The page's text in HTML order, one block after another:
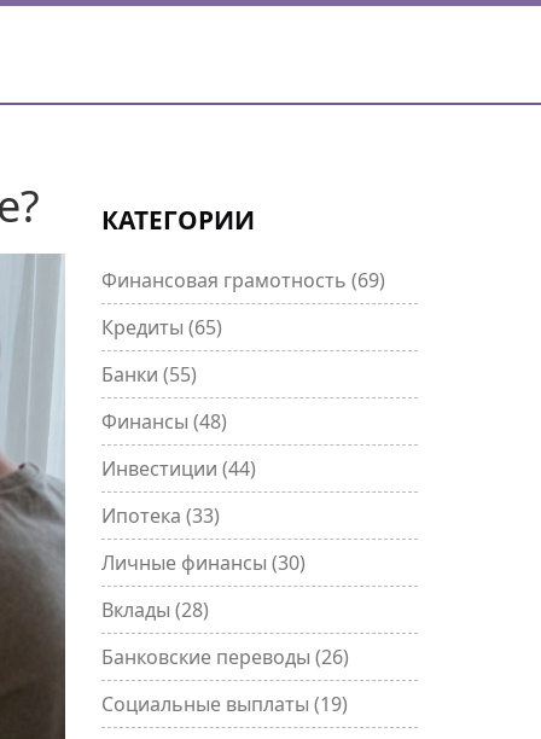
КАТЕГОРИИ
Финансовая грамотность (69)
Кредиты (65)
Банки (55)
Финансы (48)
Инвестиции (44)
Ипотека (33)
Личные финансы (30)
Вклады (28)
Банковские переводы (26)
Социальные выплаты (19)